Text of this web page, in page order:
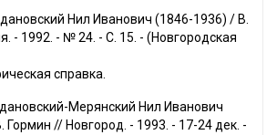
Нил Иванович (1846-1936) / В.
- 1992. - № 24. - С. 15. - (Новгородская
справка.
Мерянский Нил Иванович
Гормин // Новгород. - 1993. - 17-24 дек. -